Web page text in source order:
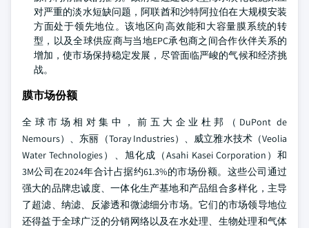
对严重的淡水短缺问题，阿联酋和沙特阿拉伯在大规模安装
方面处于领先地位。该地区向高效能和大容量膜系统的转
型，以及全球供应商与当地EPC承包商之间合作伙伴关系的
增加，使市场保持稳定发展，尽管面临严峻的气候和经济挑
战。
膜市场份额
全球市场相对集中，前五大企业杜邦（DuPont de
Nemours）、东丽（Toray Industries）、威立雅水技术（Veolia
Water Technologies）、旭化成（Asahi Kasei Corporation）和
3M公司在2024年合计占据约61.3%的市场份额。这些公司通过
强大的品牌忠诚度、一体化生产基地和产品组合多样化，主导
了超滤、纳滤、反渗透和微滤细分市场。它们的市场领导地位
还得益于全球广泛的分销网络以及在水处理、生物处理和气体